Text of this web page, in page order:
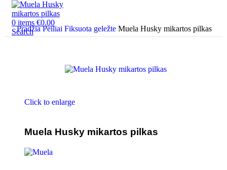
0 items €0.00
Search
PradžiaPeiliai Fiksuota geležte Muela Husky mikartos pilkas
Click to enlarge
Muela Husky mikartos pilkas